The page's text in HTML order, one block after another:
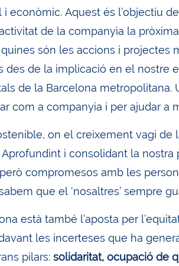
econòmic. Aquest és l’objectiu
de la companyia la
són les accions i projectes
des de la implicació en el nostre
de la Barcelona metropolitana.
com a companyia i per ajudar a
on el creixement vagi de
i consolidant la
compromesos amb les
que el ‘nosaltres’ sempre
està també l’aposta per
les incerteses que ha
pilars: solidaritat, ocupació de